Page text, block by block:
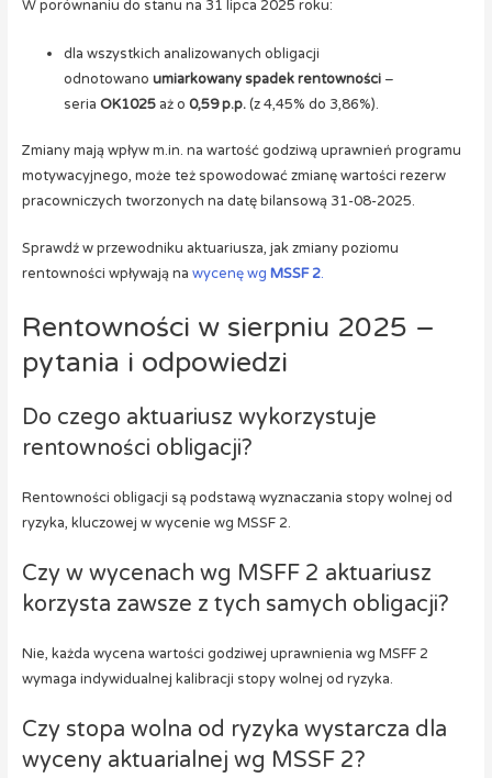
W porównaniu do stanu na 31 lipca 2025 roku:
dla wszystkich analizowanych obligacji
odnotowano umiarkowany spadek rentowności –
seria OK1025aż o 0,59 p.p.(z 4,45% do 3,86%).
Zmiany mają wpływ m.in. na wartość godziwą uprawnień programu
motywacyjnego, może też spowodować zmianę wartości rezerw
pracowniczych tworzonych na datę bilansową 31-08-2025.
Sprawdź w przewodniku aktuariusza, jak zmiany poziomu
rentowności wpływają na wycenę wg MSSF 2.
Rentowności w sierpniu 2025 –
pytania i odpowiedzi
Do czego aktuariusz wykorzystuje
rentowności obligacji?
Rentowności obligacji są podstawą wyznaczania stopy wolnej od
ryzyka, kluczowej w wycenie wg MSSF 2.
Czy w wycenach wg MSFF 2 aktuariusz
korzysta zawsze z tych samych obligacji?
Nie, każda wycena wartości godziwej uprawnienia wg MSFF 2
wymaga indywidualnej kalibracji stopy wolnej od ryzyka.
Czy stopa wolna od ryzyka wystarcza dla
wyceny aktuarialnej wg MSSF 2?